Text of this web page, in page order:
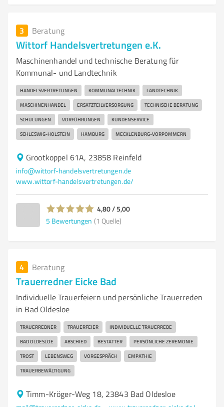
3 Beratung
Wittorf Handelsvertretungen e.K.
Maschinenhandel und technische Beratung für
Kommunal- und Landtechnik
HANDELSVERTRETUNGEN KOMMUNALTECHNIK LANDTECHNIK
MASCHINENHANDEL ERSATZTEILVERSORGUNG TECHNISCHE BERATUNG
SCHULUNGEN VORFÜHRUNGEN KUNDENSERVICE
SCHLESWIG-HOLSTEIN HAMBURG MECKLENBURG-VORPOMMERN
Grootkoppel 61A, 23858 Reinfeld
info@wittorf-handelsvertretungen.de
www.wittorf-handelsvertretungen.de/
4,80 / 5,00
5 Bewertungen (1 Quelle)
4 Beratung
Trauerredner Eicke Bad
Individuelle Trauerfeiern und persönliche Trauerreden
in Bad Oldesloe
TRAUERREDNER TRAUERFEIER INDIVIDUELLE TRAUERREDE
BAD OLDESLOE ABSCHIED BESTATTER PERSÖNLICHE ZEREMONIE
TROST LEBENSWEG VORGESPRÄCH EMPATHIE
TRAUERBEWÄLTIGUNG
Timm-Kröger-Weg 18, 23843 Bad Oldesloe